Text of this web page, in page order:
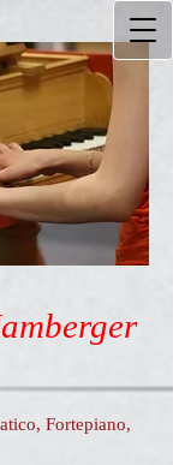
Fortepiano,